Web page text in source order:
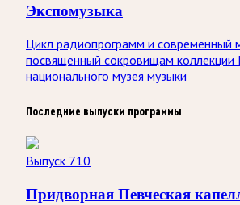
Экспомузыка
Цикл радиопрограмм и современный
посвящённый сокровищам коллекции
национального музея музыки
Последние выпуски программы
Выпуск 710
Придворная Певческая